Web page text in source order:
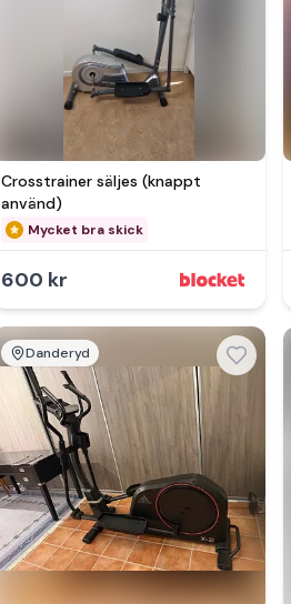
Crosstrainer säljes (knappt
använd)
Mycket bra skick
600 kr
Danderyd